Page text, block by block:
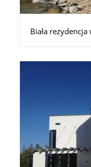
Biała